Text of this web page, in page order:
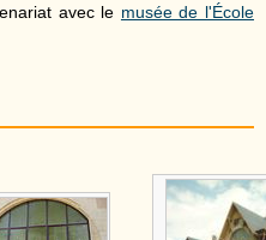
avec le musée de l'École